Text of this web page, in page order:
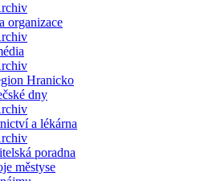
organizace
Hranicko
dny
a lékárna
poradna
městyse